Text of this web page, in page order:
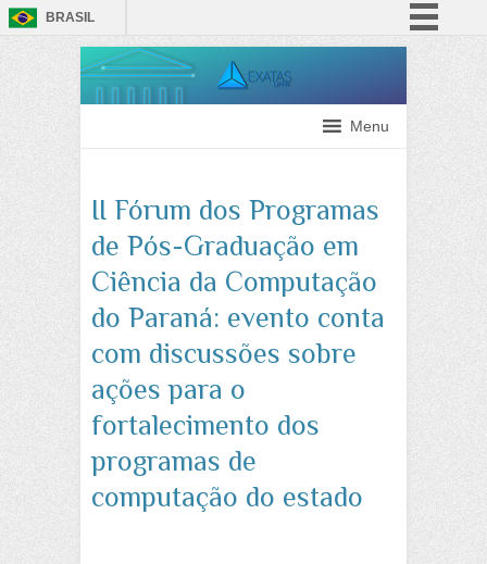
BRASIL
ParticipeMenu
II Fórum dos Programas
de Pós-Graduação em
Ciência da Computação
do Paraná: evento conta
com discussões sobre
ações para o
fortalecimento dos
programas de
computação do estado